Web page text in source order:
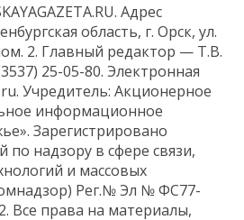
Адрес
область, г. Орск, ул.
2. Главный редактор — Т.В.
25-05-80. Электронная
Учредитель: Акционерное
информационное
Зарегистрировано
надзору в сфере связи,
и массовых
Рег.№ Эл № ФС77-
Все права на материалы,